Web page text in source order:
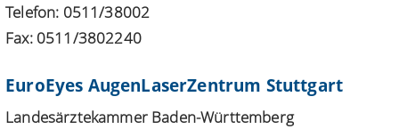
Telefon: 0511/38002
Fax: 0511/3802240
EuroEyes AugenLaserZentrum Stuttgart
Landesärztekammer Baden-Württemberg